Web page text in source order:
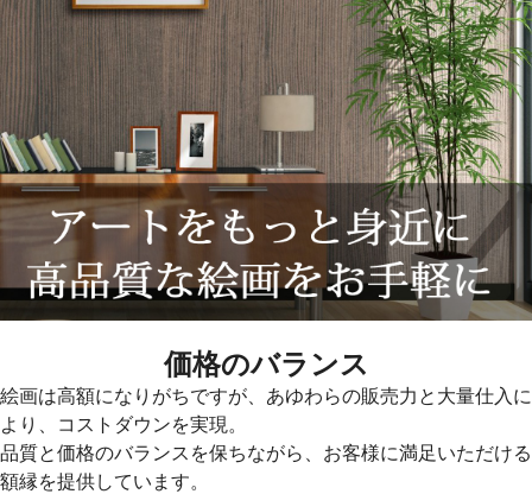
価格のバランス
絵画は高額になりがちですが、あゆわらの販売力と大量仕入に
より、コストダウンを実現。
品質と価格のバランスを保ちながら、お客様に満足いただける
額縁を提供しています。